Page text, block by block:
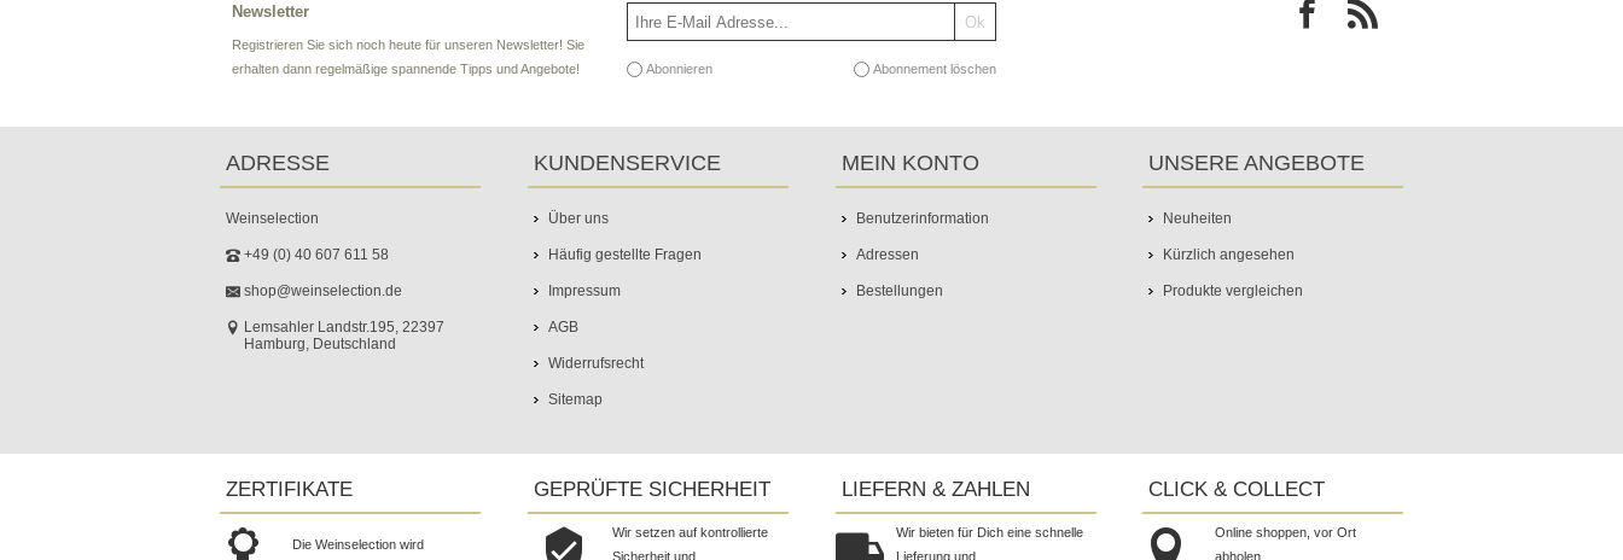
Newsletter
Registrieren Sie sich noch heute für unseren Newsletter! Sie
erhalten dann regelmäßige spannende Tipps und Angebote!
Abonnieren Abonnement löschen
ADRESSE
Weinselection
+49 (0) 40 607 611 58
shop@weinselection.de
Lemsahler Landstr.195, 22397
Hamburg, Deutschland
KUNDENSERVICE
Über uns
Häufig gestellte Fragen
Impressum
AGB
Widerrufsrecht
Sitemap
MEIN KONTO
Benutzerinformation
Adressen
Bestellungen
UNSERE ANGEBOTE
Neuheiten
Kürzlich angesehen
Produkte vergleichen
ZERTIFIKATE
Die Weinselection wird
GEPRÜFTE SICHERHEIT
Wir setzen auf kontrollierte
Sicherheit und
LIEFERN & ZAHLEN
Wir bieten für Dich eine schnelle
Lieferung und
CLICK & COLLECT
Online shoppen, vor Ort
abholen.